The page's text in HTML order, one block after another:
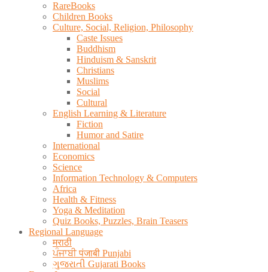
RareBooks
Children Books
Culture, Social, Religion, Philosophy
Caste Issues
Buddhism
Hinduism & Sanskrit
Christians
Muslims
Social
Cultural
English Learning & Literature
Fiction
Humor and Satire
International
Economics
Science
Information Technology & Computers
Africa
Health & Fitness
Yoga & Meditation
Quiz Books, Puzzles, Brain Teasers
Regional Language
मराठी
ਪੰਜਾਬੀ पंजाबी Punjabi
ગુજરાતી Gujarati Books